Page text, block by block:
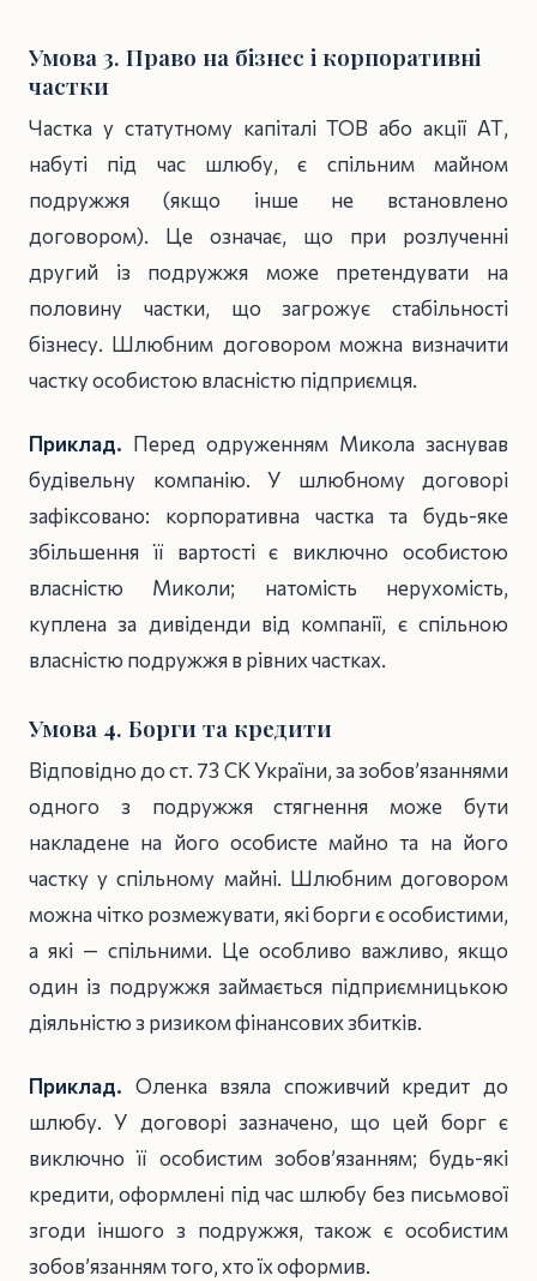
Умова 3. Право на бізнес і корпоративні
частки
Частка у статутному капіталі ТОВ або акції АТ,
набуті під час шлюбу, є спільним майном
подружжя (якщо інше не встановлено
договором). Це означає, що при розлученні
другий із подружжя може претендувати на
половину частки, що загрожує стабільності
бізнесу. Шлюбним договором можна визначити
частку особистою власністю підприємця.
Приклад. Перед одруженням Микола заснував
будівельну компанію. У шлюбному договорі
зафіксовано: корпоративна частка та будь-яке
збільшення її вартості є виключно особистою
власністю Миколи; натомість нерухомість,
куплена за дивіденди від компанії, є спільною
власністю подружжя в рівних частках.
Умова 4. Борги та кредити
Відповідно до ст. 73 СК України, за зобов’язаннями
одного з подружжя стягнення може бути
накладене на його особисте майно та на його
частку у спільному майні. Шлюбним договором
можна чітко розмежувати, які борги є особистими,
а які — спільними. Це особливо важливо, якщо
один із подружжя займається підприємницькою
діяльністю з ризиком фінансових збитків.
Приклад. Оленка взяла споживчий кредит до
шлюбу. У договорі зазначено, що цей борг є
виключно її особистим зобов’язанням; будь-які
кредити, оформлені під час шлюбу без письмової
згоди іншого з подружжя, також є особистим
зобов’язанням того, хто їх оформив.